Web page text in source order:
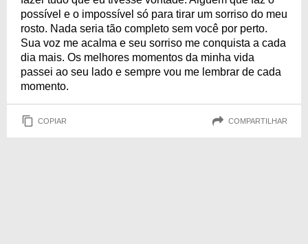
possível e o impossível só para tirar um sorriso do meu
rosto. Nada seria tão completo sem você por perto.
Sua voz me acalma e seu sorriso me conquista a cada
dia mais. Os melhores momentos da minha vida
passei ao seu lado e sempre vou me lembrar de cada
momento.
COPIAR COMPARTILHAR